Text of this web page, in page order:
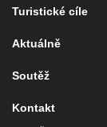
Turistické cíle
Aktuálně
Soutěž
Kontakt